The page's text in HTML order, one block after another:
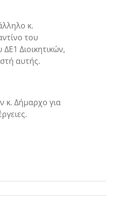
κ.
του
Διοικητικών,
αυτής.
κ. Δήμαρχο για